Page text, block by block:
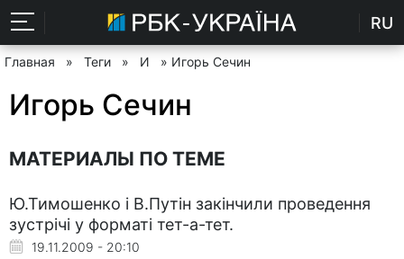
RU
Главная » Теги » И » Игорь Сечин
Игорь Сечин
МАТЕРИАЛЫ ПО ТЕМЕ
Ю.Тимошенко і В.Путін закінчили проведення
зустрічі у форматі тет-а-тет.
19.11.2009 - 20:10